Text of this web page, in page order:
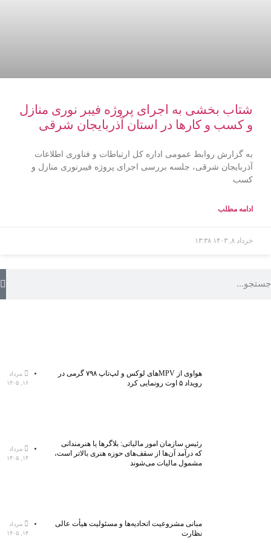
شتاب بخشی به اجرای پروژه فیبر نوری منازل
و کسب و کارها در استان آذربایجان شرقی
به گزارش روابط عمومی اداره کل ارتباطات و فناوری اطلاعات
آذربایجان شرقی، جلسه بررسی اجرای پروژه فیبرنوری منازل و
کسب
ادامه مطلب
خرداد ۸, ۱۴۰۳ ۱۳:۳۸
هواوی از MPVهای لوکس و لپ‌تاپ ۷۹۸ گرمی در
رویداد ۵ اوت رونمایی کرد
مرداد
۱۶, ۱۴۰۵
رئیس سازمان امور مالیاتی: بلاگر‌ها یا هنرمندانی
که درآمد آن‌ها از سقف‌های حوزه هنری بالاتر است،
مشمول مالیات می‌شوند
مرداد
۱۴, ۱۴۰۵
مبانی مشروعیت اتحادیه‌ها و مسئولیت هیأت عالی
نظارت
مرداد
۱۴, ۱۴۰۵